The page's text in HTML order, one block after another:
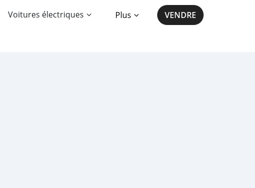
Voitures électriques Plus VENDRE